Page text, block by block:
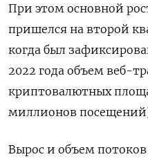
При этом основной
пришелся на второй
когда был
2022 года объем веб-
криптовалютных
миллионов
Вырос и объем